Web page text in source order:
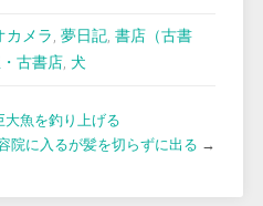
カメラ, 夢日記, 書店（古書
古書店, 犬
大魚を釣り上げる
院に入るが髪を切らずに出る →